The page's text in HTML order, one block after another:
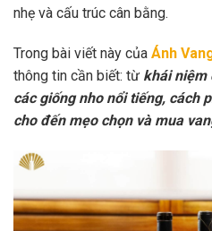
nhẹ và cấu trúc cân bằng.
Trong bài viết này của Ánh
thông tin cần biết: từ khái niệm
các giống nho nổi tiếng, cách
cho đến mẹo chọn và mua